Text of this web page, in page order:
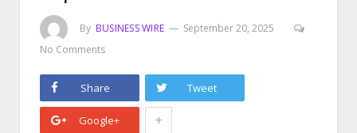
By BUSINESS WIRE
September 20, 2025
No Comments
Share Tweet
Google+ +